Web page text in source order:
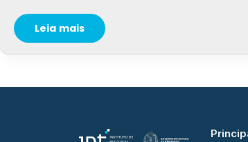
Leia mais